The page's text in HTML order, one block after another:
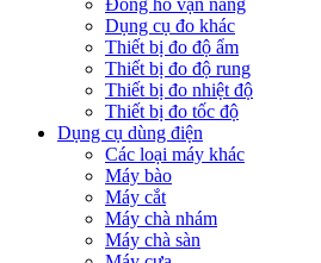
Đồng hồ vạn năng
Dụng cụ đo khác
Thiết bị đo độ ẩm
Thiết bị đo độ rung
Thiết bị đo nhiệt độ
Thiết bị đo tốc độ
Dụng cụ dùng điện
Các loại máy khác
Máy bào
Máy cắt
Máy chà nhám
Máy chà sàn